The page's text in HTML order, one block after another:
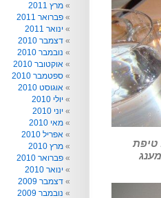
טיפת
מרץ 2011
פברואר 2011
ינואר 2011
דצמבר 2010
נובמבר 2010
אוקטובר 2010
ספטמבר 2010
אוגוסט 2010
יולי 2010
יוני 2010
מאי 2010
אפריל 2010
מרץ 2010
פברואר 2010
ינואר 2010
דצמבר 2009
נובמבר 2009